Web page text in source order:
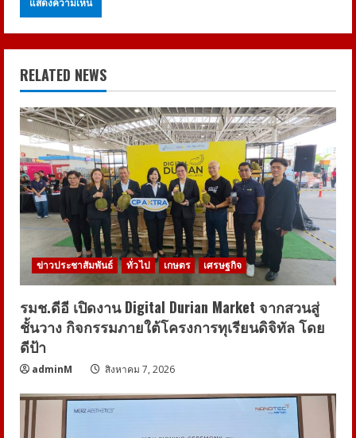
RELATED NEWS
ข่าวประชาสัมพันธ์ ทั่วไป เกษตร เศรษฐกิจ
รมช.ดีอี เปิดงาน Digital Durian Market จากสวนสู่
ชั้นวาง กิจกรรมภายใต้โครงการทุเรียนดิจิทัล โดย
ดีป้า
adminM สิงหาคม 7, 2026